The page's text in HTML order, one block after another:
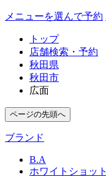
メニューを選んで予約
トップ
店舗検索・予約
秋田県
秋田市
広面
ページの先頭へ
ブランド
B.A
ホワイトショット